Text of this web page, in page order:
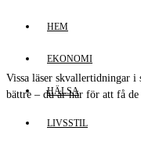
HEM
EKONOMI
HÄLSA
LIVSSTIL
Vissa läser skvallertidningar
bättre – du är här för att få de